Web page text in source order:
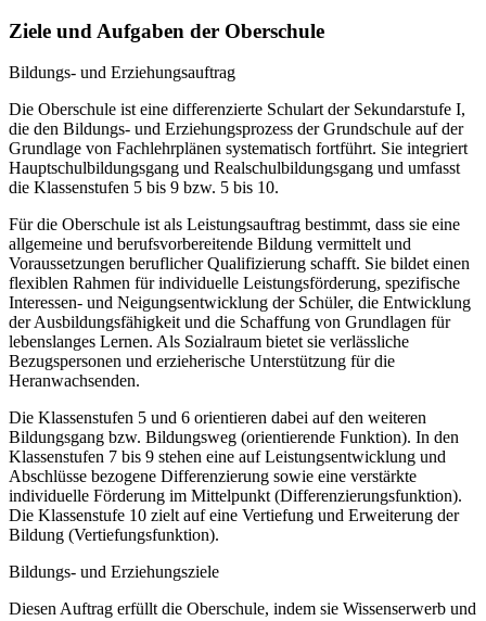
Ziele und Aufgaben der Oberschule
Bildungs- und Erziehungsauftrag
Die Oberschule ist eine differenzierte Schulart der Sekundarstufe I,
die den Bildungs- und Erziehungsprozess der Grundschule auf der
Grundlage von Fachlehrplänen systematisch fortführt. Sie integriert
Hauptschulbildungsgang und Realschulbildungsgang und umfasst
die Klassenstufen 5 bis 9 bzw. 5 bis 10.
Für die Oberschule ist als Leistungsauftrag bestimmt, dass sie eine
allgemeine und berufsvorbereitende Bildung vermittelt und
Voraussetzungen beruflicher Qualifizierung schafft. Sie bildet einen
flexiblen Rahmen für individuelle Leistungsförderung, spezifische
Interessen- und Neigungsentwicklung der Schüler, die Entwicklung
der Ausbildungsfähigkeit und die Schaffung von Grundlagen für
lebenslanges Lernen. Als Sozialraum bietet sie verlässliche
Bezugspersonen und erzieherische Unterstützung für die
Heranwachsenden.
Die Klassenstufen 5 und 6 orientieren dabei auf den weiteren
Bildungsgang bzw. Bildungsweg (orientierende Funktion). In den
Klassenstufen 7 bis 9 stehen eine auf Leistungsentwicklung und
Abschlüsse bezogene Differenzierung sowie eine verstärkte
individuelle Förderung im Mittelpunkt (Differenzierungsfunktion).
Die Klassenstufe 10 zielt auf eine Vertiefung und Erweiterung der
Bildung (Vertiefungsfunktion).
Bildungs- und Erziehungsziele
Diesen Auftrag erfüllt die Oberschule, indem sie Wissenserwerb und